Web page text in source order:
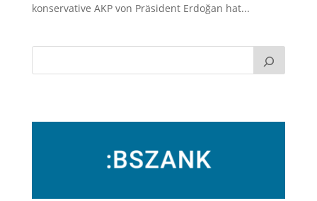
konservative AKP von Präsident Erdoğan hat...